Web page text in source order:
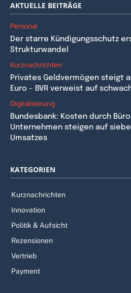
AKTUELLE BEITRÄGE
Personal
Der starre Kündigungsschutz
Strukturwandel
Kurznachrichten
Privates Geldvermögen steigt
Euro – BVR verweist auf
Digitalisierung
Bundesbank: Kosten durch
Unternehmen steigen auf
Umsatzes
KATEGORIEN
Kurznachrichten
Innovation
Politik & Aufsicht
Rezensionen
Vertrieb
Payment